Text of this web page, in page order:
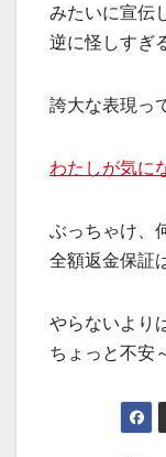
みたいに宣伝
逆に怪しすぎ
誇大な表現っ
わたしが気に
ぶっちゃけ、
全額返金保証
やらないより
ちょっと不安